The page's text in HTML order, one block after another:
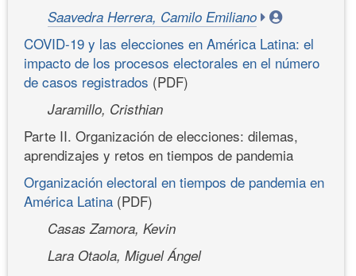
Saavedra Herrera, Camilo Emiliano
COVID-19 y las elecciones en América Latina: el
impacto de los procesos electorales en el número
de casos registrados (PDF)
Jaramillo, Cristhian
Parte II. Organización de elecciones: dilemas,
aprendizajes y retos en tiempos de pandemia
Organización electoral en tiempos de pandemia en
América Latina (PDF)
Casas Zamora, Kevin
Lara Otaola, Miguel Ángel